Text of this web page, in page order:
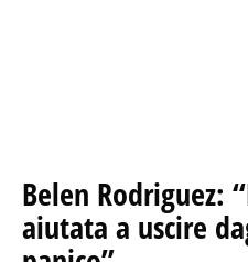
Belen Rodriguez:
aiutata a uscire